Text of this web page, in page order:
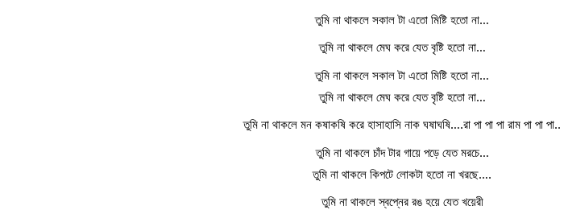
তুমি না থাকলে সকাল টা এতো মিষ্টি হতো না…
তুমি না থাকলে মেঘ করে যেত বৃষ্টি হতো না…
তুমি না থাকলে সকাল টা এতো মিষ্টি হতো না…
তুমি না থাকলে মেঘ করে যেত বৃষ্টি হতো না…
তুমি না থাকলে মন কষাকষি করে হাসাহাসি নাক ঘষাঘষি….রা পা পা পা রাম পা পা পা..
তুমি না থাকলে চাঁদ টার গায়ে পড়ে যেত মরচে…
তুমি না থাকলে কিপটে লোকটা হতো না খরছে….
তুমি না থাকলে স্বপ্নের রঙ হয়ে যেত খয়েরী